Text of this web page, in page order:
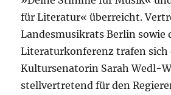
für Literatur« überreicht.
Landesmusikrats Berlin sowie
Literaturkonferenz trafen sich
Kultursenatorin Sarah Wedl-
stellvertretend für den